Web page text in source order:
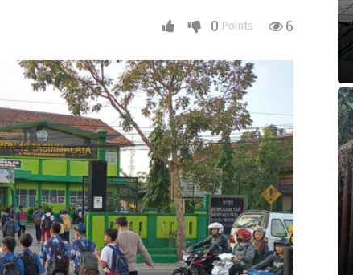
0 Points 6